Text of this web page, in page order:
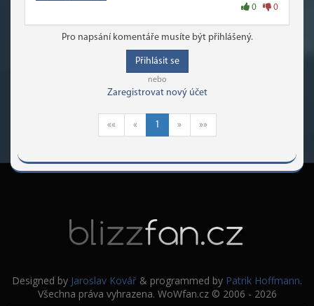
0 0
Pro napsání komentáře musíte být přihlášený.
Přihlásit se
nebo
Zaregistrovat nový účet
«« « 1 » »»
Designed by Jaroslav Kovář & programmed by Patrik Hoffmann.
Všechna práva vyhrazena. WoWfan.cz © 2006 - 2026